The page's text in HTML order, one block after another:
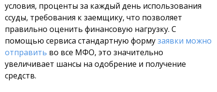
условия, проценты за каждый день использования
ссуды, требования к заемщику, что позволяет
правильно оценить финансовую нагрузку. С
помощью сервиса стандартную формузаявки можно
отправить во все МФО, это значительно
увеличивает шансы на одобрение и получение
средств.